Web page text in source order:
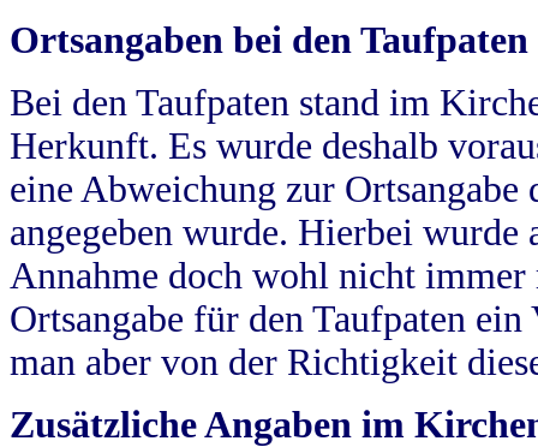
Ortsangaben bei den Taufpaten
Bei den Taufpaten stand im
Herkunft. Es wurde deshalb
eine Abweichung zur
angegeben wurde. Hierbei wurde
Annahme doch wohl nicht
Ortsangabe für den Taufpaten
man aber von der Richtigkeit
Zusätzliche Angaben im